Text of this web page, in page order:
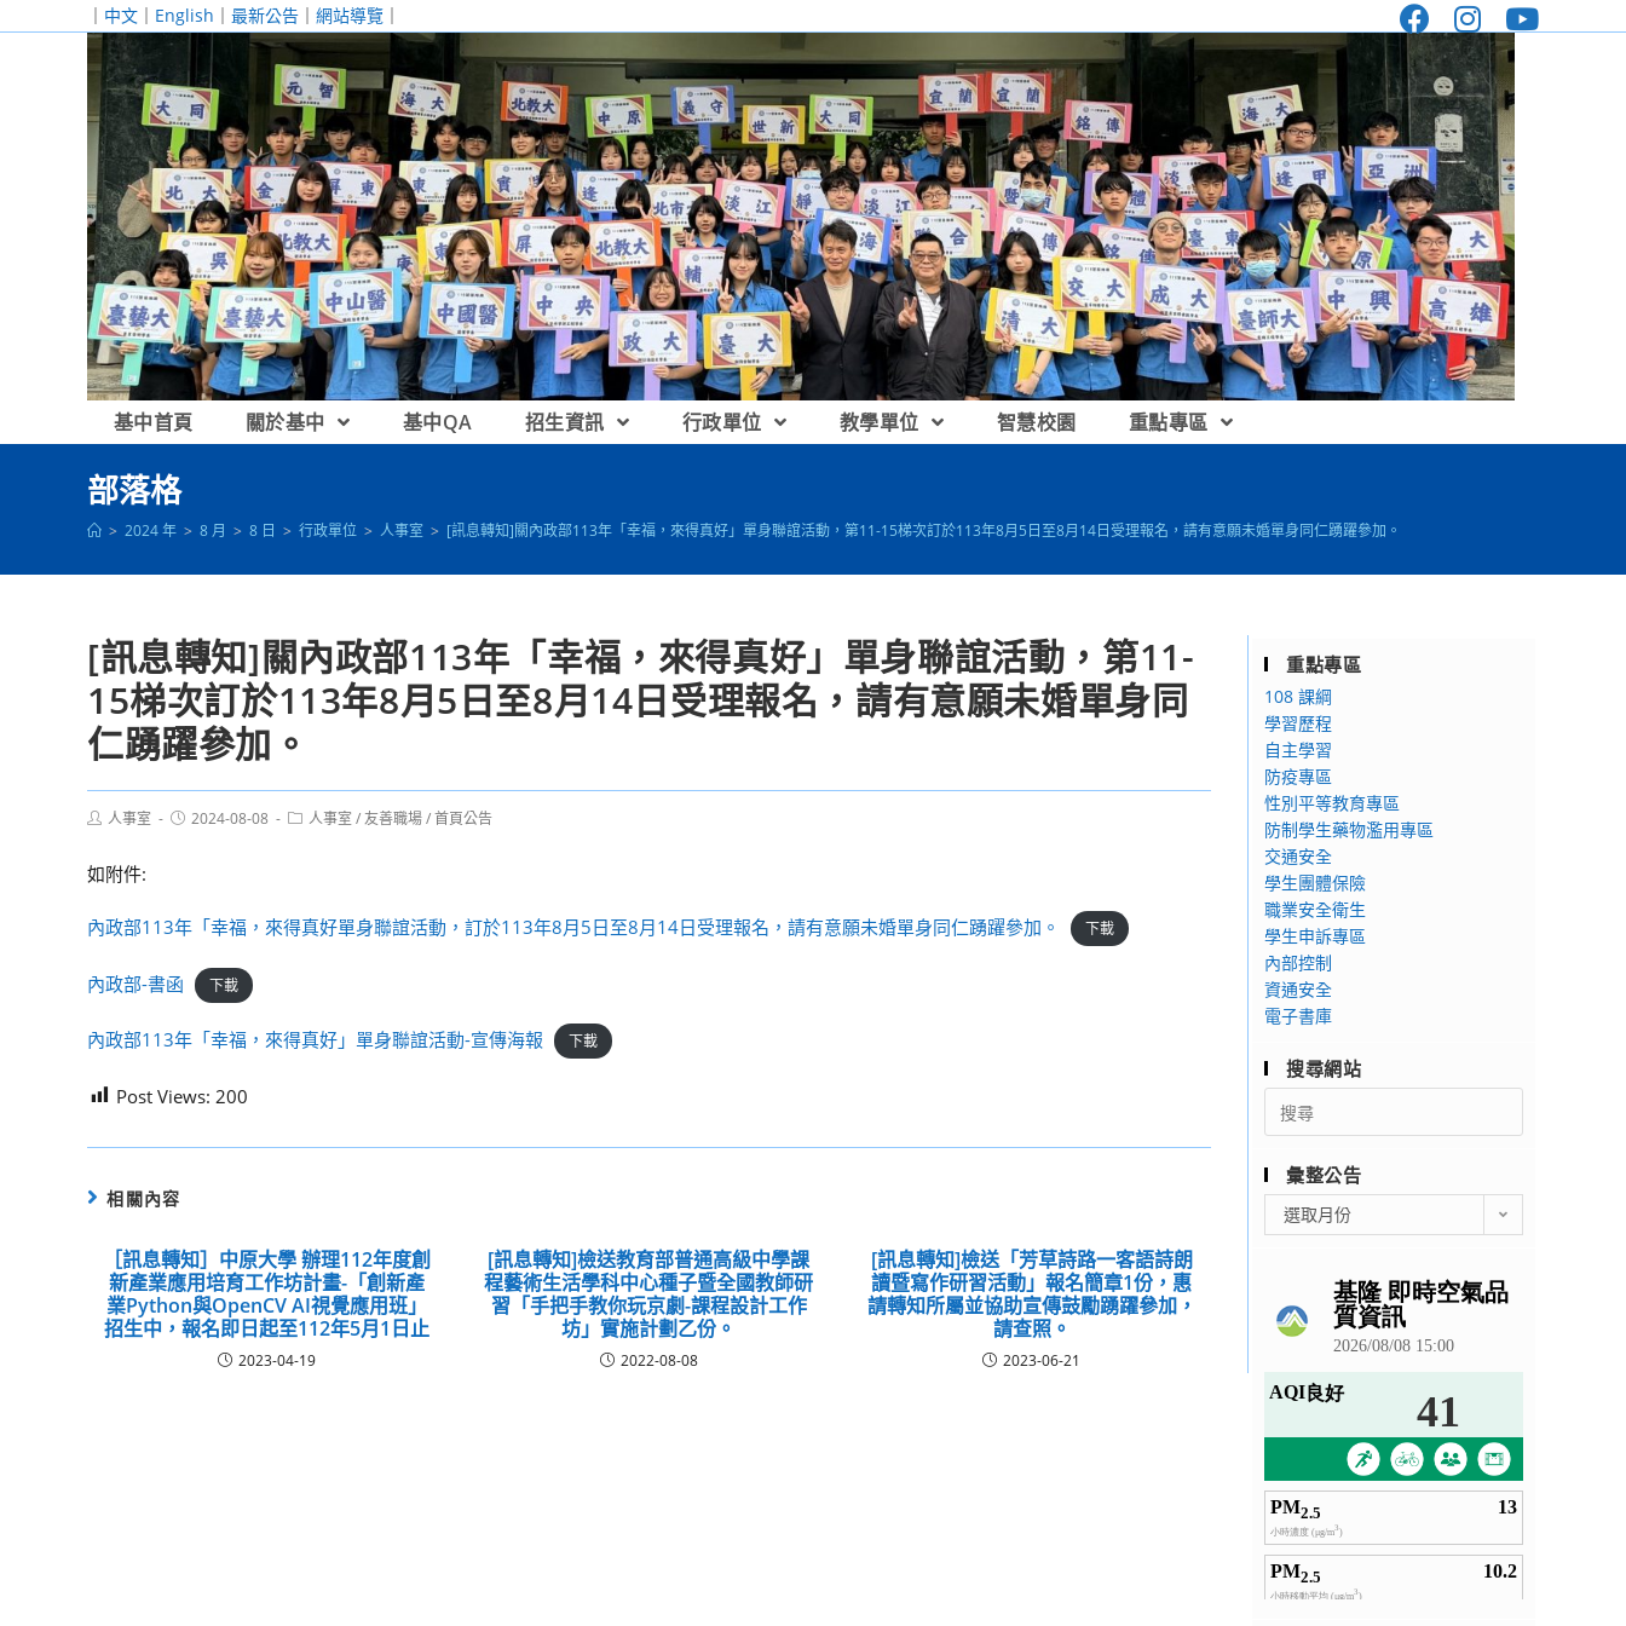
｜ 中文 ｜ English ｜ 最新公告 ｜ 網站導覽 ｜
基中首頁 關於基中 基中QA 招生資訊 行政單位 教學單位 智慧校園 重點專區
部落格
> 2024 年 > 8 月 > 8 日 > 行政單位 > 人事室 > [訊息轉知]關內政部113年「幸福，來得真好」單身聯誼活動，第11-15梯次訂於113年8月5日至8月14日受理報名，請有意願未婚單身同仁踴躍參加。
[訊息轉知]關內政部113年「幸福，來得真好」單身聯誼活動，第11-
15梯次訂於113年8月5日至8月14日受理報名，請有意願未婚單身同
仁踴躍參加。
Post人事室
Post2024-08-08
Post人事室 /友善職場/首頁公告
如附件:
內政部113年「幸福，來得真好單身聯誼活動，訂於113年8月5日至8月14日受理報名，請有意願未婚單身同仁踴躍參加。 下載
內政部-書函 下載
內政部113年「幸福，來得真好」單身聯誼活動-宣傳海報 下載
Post Views: 200
相關內容
［訊息轉知］中原大學 辦理112年度創
新產業應用培育工作坊計畫-「創新產
業Python與OpenCV AI視覺應用班」
招生中，報名即日起至112年5月1日止
2023-04-19
[訊息轉知]檢送教育部普通高級中學課
程藝術生活學科中心種子暨全國教師研
習「手把手教你玩京劇-課程設計工作
坊」實施計劃乙份。
2022-08-08
[訊息轉知]檢送「芳草詩路⼀客語詩朗
讀暨寫作研習活動」報名簡章1份，惠
請轉知所屬並協助宣傳鼓勵踴躍參加，
請查照。
2023-06-21
重點專區
108 課綱
學習歷程
自主學習
防疫專區
性別平等教育專區
防制學生藥物濫用專區
交通安全
學生團體保險
職業安全衛生
學生申訴專區
內部控制
資通安全
電子書庫
搜尋網站
Search
for:
彙整公告
整
選取月份